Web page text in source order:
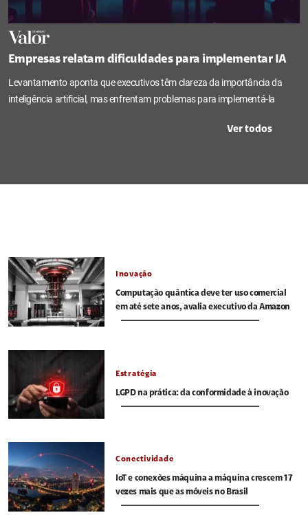
Empresas relatam dificuldades para implementar IA
Levantamento aponta que executivos têm clareza da importância da
inteligência artificial, mas enfrentam problemas para implementá-la
Ver todos
Inovação
Computação quântica deve ter uso comercial
em até sete anos, avalia executivo da Amazon
Estratégia
LGPD na prática: da conformidade à inovação
Conectividade
IoT e conexões máquina a máquina crescem 17
vezes mais que as móveis no Brasil